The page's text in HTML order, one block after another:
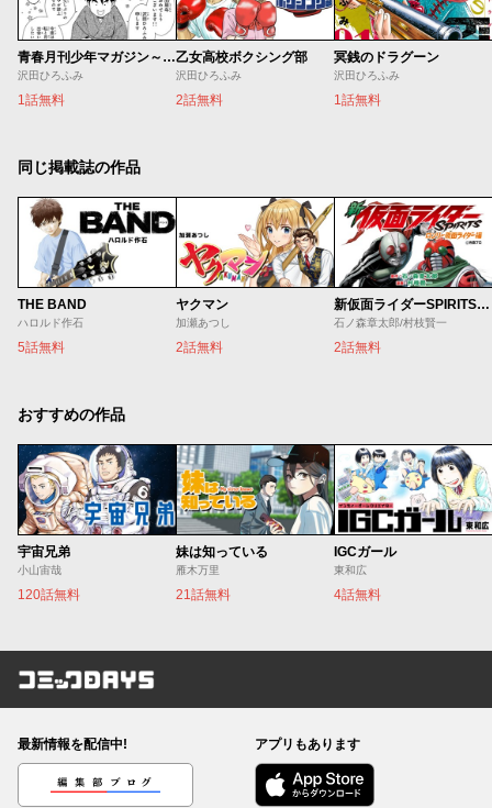
青春月刊少年マガジン～沢田ひろふみの捨てる誌あれば拾う誌あり～
沢田ひろふみ
1話無料
乙女高校ボクシング部
沢田ひろふみ
2話無料
冥銭のドラグーン
沢田ひろふみ
1話無料
同じ掲載誌の作品
THE BAND
ハロルド作石
5話無料
ヤクマン
加瀬あつし
2話無料
新仮面ライダーSPIRITS ロンリー仮面ライダー編
石ノ森章太郎/村枝賢一
2話無料
おすすめの作品
宇宙兄弟
小山宙哉
120話無料
妹は知っている
雁木万里
21話無料
IGCガール
東和広
4話無料
コミックDAYS
最新情報を配信中!
編集部ブログ
アプリもあります